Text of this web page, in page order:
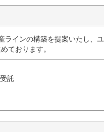
ラインの構築を提案いたし、
ております。
託